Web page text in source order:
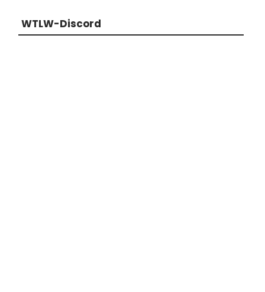
WTLW-Discord